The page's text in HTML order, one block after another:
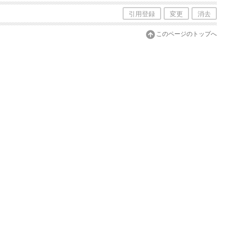
引用登録 変更 消去
このページのトップへ